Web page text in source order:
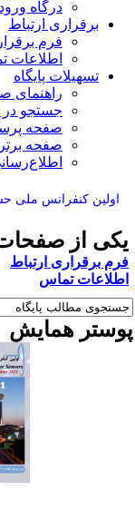
درگاه
برقراری ارتباط
فرم
اطلاعات
تسهیلات پایگاه
راهنمای
جستجو در
صفحه
صفحه
اولین کنفرانس ملی
از صفحات
برقراری ارتباط
تماس
همایش